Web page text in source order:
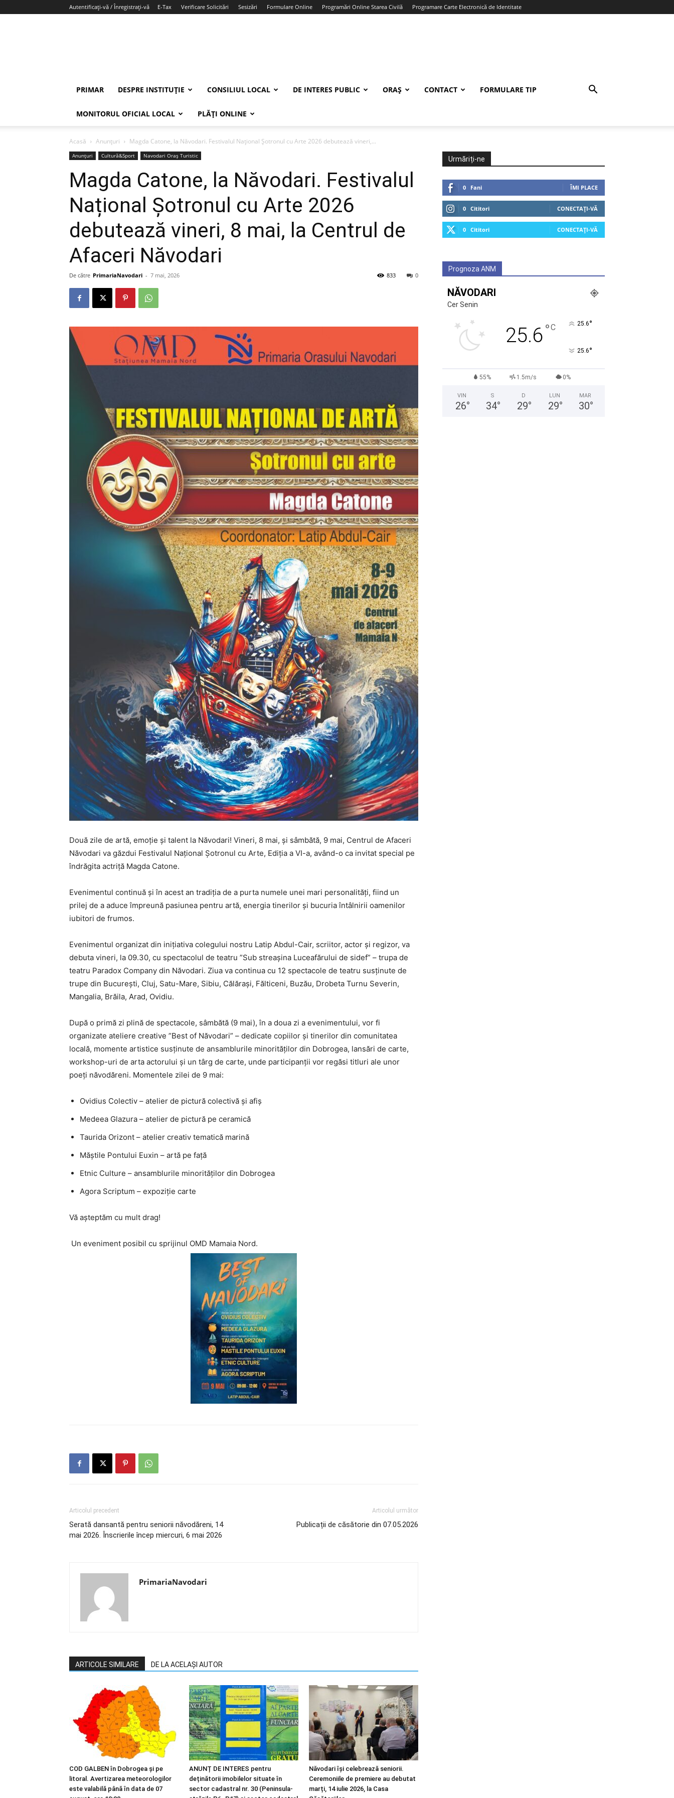
Autentificați-vă / Înregistrați-vă E-Tax Verificare Solicitări Sesizări Formulare Online Programări Online Starea Civilă Programare Carte Electronică de Identitate
PRIMAR DESPRE INSTITUȚIE CONSILIUL LOCAL DE INTERES PUBLIC ORAȘ CONTACT FORMULARE TIP
MONITORUL OFICIAL LOCAL PLĂȚI ONLINE
Acasă Anunțuri Magda Catone, la Năvodari. Festivalul Național Șotronul cu Arte 2026 debutează vineri,...
Anunțuri Cultură&Sport Navodari Oraș Turistic
Magda Catone, la Năvodari. Festivalul
Național Șotronul cu Arte 2026
debutează vineri, 8 mai, la Centrul de
Afaceri Năvodari
De către PrimariaNavodari - 7 mai, 2026 0
833
Două zile de artă, emoție și talent la Năvodari! Vineri, 8 mai, și sâmbătă, 9 mai, Centrul de Afaceri
Năvodari va găzdui Festivalul Național Șotronul cu Arte, Ediția a VI-a, având-o ca invitat special pe
îndrăgita actriță Magda Catone.
Evenimentul continuă și în acest an tradiția de a purta numele unei mari personalități, fiind un
prilej de a aduce împreună pasiunea pentru artă, energia tinerilor și bucuria întâlnirii oamenilor
iubitori de frumos.
Evenimentul organizat din inițiativa colegului nostru Latip Abdul-Cair, scriitor, actor și regizor, va
debuta vineri, la 09.30, cu spectacolul de teatru ”Sub streașina Luceafărului de sidef” – trupa de
teatru Paradox Company din Năvodari. Ziua va continua cu 12 spectacole de teatru susținute de
trupe din București, Cluj, Satu-Mare, Sibiu, Călărași, Fălticeni, Buzău, Drobeta Turnu Severin,
Mangalia, Brăila, Arad, Ovidiu.
După o primă zi plină de spectacole, sâmbătă (9 mai), în a doua zi a evenimentului, vor fi
organizate ateliere creative ”Best of Năvodari” – dedicate copiilor și tinerilor din comunitatea
locală, momente artistice susținute de ansamblurile minorităților din Dobrogea, lansări de carte,
workshop-uri de arta actorului și un târg de carte, unde participanții vor regăsi titluri ale unor
poeți năvodăreni. Momentele zilei de 9 mai:
Ovidius Colectiv – atelier de pictură colectivă și afiș
Medeea Glazura – atelier de pictură pe ceramică
Taurida Orizont – atelier creativ tematică marină
Măștile Pontului Euxin – artă pe față
Etnic Culture – ansamblurile minorităților din Dobrogea
Agora Scriptum – expoziție carte
Vă așteptăm cu mult drag!
Un eveniment posibil cu sprijinul OMD Mamaia Nord.
Articolul precedent
Serată dansantă pentru seniorii năvodăreni, 14
mai 2026. Înscrierile încep miercuri, 6 mai 2026
Articolul următor
Publicații de căsătorie din 07.05.2026
PrimariaNavodari
ARTICOLE SIMILARE DE LA ACELAȘI AUTOR
COD GALBEN în Dobrogea și pe
litoral. Avertizarea meteorologilor
este valabilă până în data de 07
ANUNȚ DE INTERES pentru
deținătorii imobilelor situate în
sector cadastral nr. 30 (Peninsula-
Năvodari își celebrează seniorii.
Ceremoniile de premiere au debutat
marți, 14 iulie 2026, la Casa
Urmăriți-ne
0 Fani ÎMI PLACE
0 Cititori CONECTAȚI-VĂ
0 Cititori CONECTAȚI-VĂ
Prognoza ANM
NĂVODARI
Cer Senin
25.6°C 25.6°
25.6°
55% 1.5m/s 0%
VIN
26°
S
34°
D
29°
LUN
29°
MAR
30°